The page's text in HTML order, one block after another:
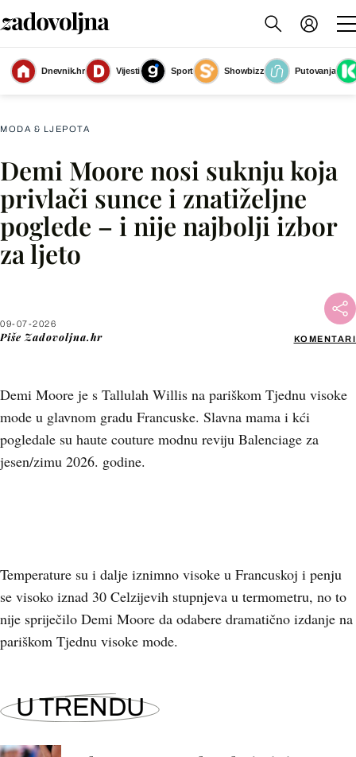
Dnevnik.hr Vijesti Sport Showbizz
Putovanja
Demi Moore(Foto: Profimedia)
MODA & LJEPOTA
Demi Moore nosi suknju koja
privlači sunce i znatiželjne
poglede – i nije najbolji izbor
za ljeto
09-07-2026
Piše Zadovoljna.hr KOMENTARI
Demi Moore je s Tallulah Willis na pariškom Tjednu visoke
mode u glavnom gradu Francuske. Slavna mama i kći
pogledale su haute couture modnu reviju Balenciage za
jesen/zimu 2026. godine.
Facebook
X
Temperature su i dalje iznimno visoke u Francuskoj i penju
se visoko iznad 30 Celzijevih stupnjeva u termometru, no to
nije spriječilo Demi Moore da odabere dramatično izdanje na
pariškom Tjednu visoke mode.
U TRENDU